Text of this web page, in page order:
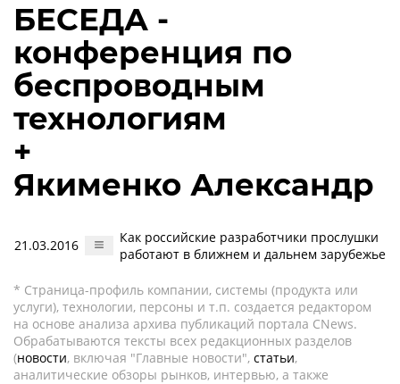
БЕСЕДА -
конференция по
беспроводным
технологиям
+
Якименко Александр
21.03.2016
Как российские разработчики прослушки
работают в ближнем и дальнем зарубежье
* Страница-профиль компании, системы (продукта или
услуги), технологии, персоны и т.п. создается редактором
на основе анализа архива публикаций портала CNews.
Обрабатываются тексты всех редакционных разделов
(новости, включая "Главные новости", статьи,
аналитические обзоры рынков, интервью, а также